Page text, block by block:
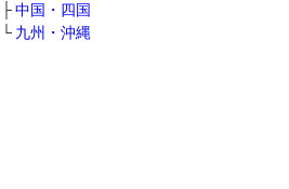
中国・四国
九州・沖縄